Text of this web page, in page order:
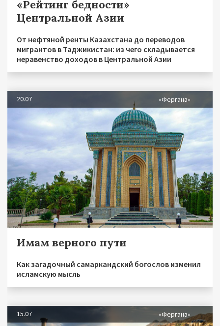
«Рейтинг бедности»
Центральной Азии
От нефтяной ренты Казахстана до переводов
мигрантов в Таджикистан: из чего складывается
неравенство доходов в Центральной Азии
20.07 «Фергана»
Имам верного пути
Как загадочный самаркандский богослов изменил
исламскую мысль
15.07 «Фергана»